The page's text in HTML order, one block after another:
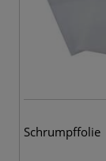
Schrumpffolie